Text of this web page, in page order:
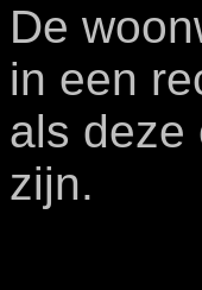
De
in een
als deze
zijn.